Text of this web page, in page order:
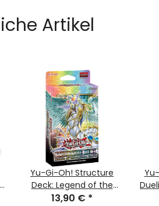
Artikel
Yu-Gi-Oh! Structure
Deck: Legend of the
Crystal Beasts -
13,90 € *